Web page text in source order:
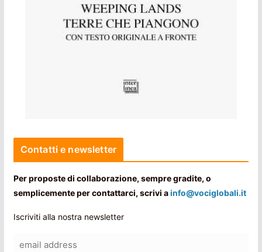
Contatti e newsletter
Per proposte di collaborazione, sempre gradite, o
semplicemente per contattarci, scrivi ainfo@vociglobali.it
Iscriviti alla nostra newsletter